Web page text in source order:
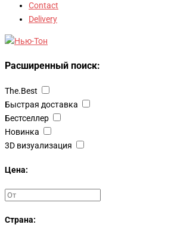
Contact
Delivery
Расширенный поиск:
The.Best
Быстрая доставка
Бестселлер
Новинка
3D визуализация
Цена:
Страна: